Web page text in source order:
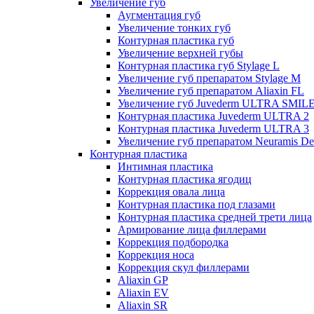
Увеличение губ
Аугментация губ
Увеличение тонких губ
Контурная пластика губ
Увеличение верхней губы
Контурная пластика губ Stylage L
Увеличение губ препаратом Stylage M
Увеличение губ препаратом Aliaxin FL
Увеличение губ Juvederm ULTRA
Контурная пластика Juvederm ULTRA 2
Контурная пластика Juvederm ULTRA 3
Увеличение губ препаратом Neuramis
Контурная пластика
Интимная пластика
Контурная пластика ягодиц
Коррекция овала лица
Контурная пластика под глазами
Контурная пластика средней трети лица
Армирование лица филлерами
Коррекция подбородка
Коррекция носа
Коррекция скул филлерами
Aliaxin GP
Aliaxin EV
Aliaxin SR